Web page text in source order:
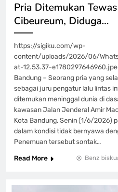
Pria Ditemukan
Cibeureum, Diduga…
https://sigiku.com/wp-
content/uploads/2026/06/
at-12.53.37-
Bandung – Seorang pria yang
sebagai juru pengatur lalu lintas
ditemukan meninggal dunia di
kawasan Jalan Jenderal Amir
Kota Bandung, Senin (1/6/2026)
dalam kondisi tidak bernyawa
Penemuan tersebut sontak…
Read More
Benz